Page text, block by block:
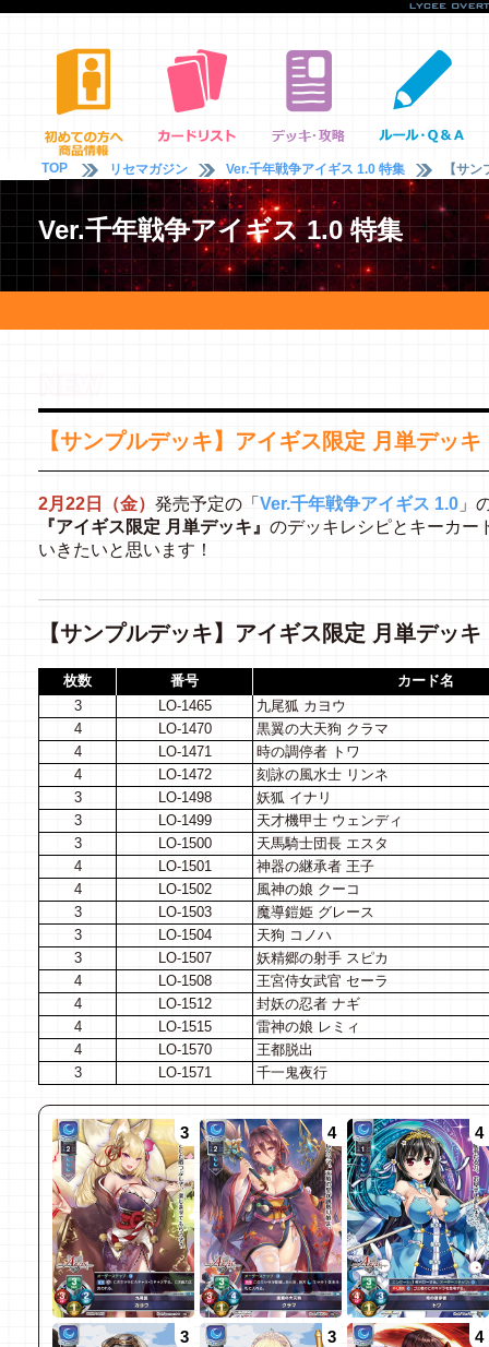
TOP リセマガジン Ver.千年戦争アイギス 1.0 特集 【サ
Ver.千年戦争アイギス 1.0 特集
【サンプルデッキ】アイギス限定 月単デッキ
2月22日（金） 発売予定の「 Ver.千年戦争アイギス 1.0 」
『アイギス限定 月単デッキ』 のデッキレシピとキーカー
いきたいと思います！
【サンプルデッキ】アイギス限定 月単デッキ
枚数 番号
カード名
3
LO-1465
九尾狐 カヨウ
4
LO-1470
黒翼の大天狗 クラマ
4
LO-1471
時の調停者 トワ
4
LO-1472
刻詠の風水士 リンネ
3
LO-1498
妖狐 イナリ
3
LO-1499
天才機甲士 ウェンディ
3
LO-1500
天馬騎士団長 エスタ
4
LO-1501
神器の継承者 王子
4
LO-1502
風神の娘 クーコ
3
LO-1503
魔導鎧姫 グレース
3
LO-1504
天狗 コノハ
3
LO-1507
妖精郷の射手 スピカ
4
LO-1508
王宮侍女武官 セーラ
4
LO-1512
封妖の忍者 ナギ
4
LO-1515
雷神の娘 レミィ
4
LO-1570
王都脱出
3
LO-1571 千一鬼夜行
3 4 4
3 3 4